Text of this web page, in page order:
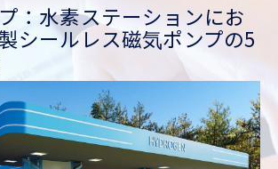
はシャフトシールがなくて、漏
いことを強調しています。製品
造プロセスと素材で製造されて
工場から出荷する前に一連の検
れ、製品の品質を確保し、客様の
ます。石油化学、化学、エネルギ
、ディスプレイ、環境保護などの
使用されています。
：水素ステーションにお
シールレス磁気ポンプの5